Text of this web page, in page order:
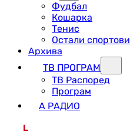
Фудбал
Кошарка
Тенис
Остали спортови
Архива
ТВ ПРОГРАМ
ТВ Распоред
Програм
А РАДИО
L